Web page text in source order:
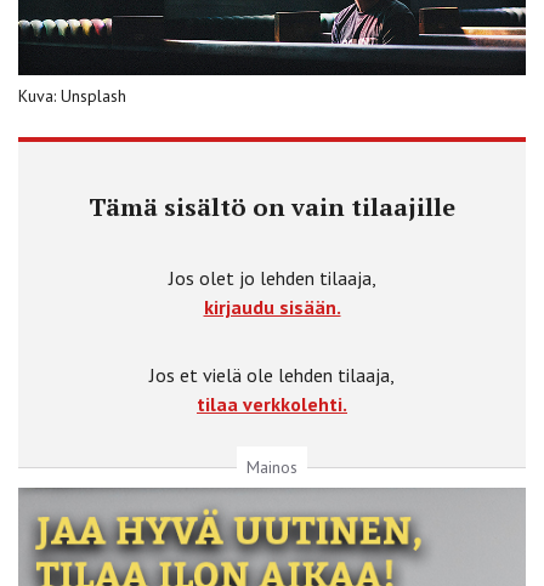
Kuva: Unsplash
Tämä sisältö on vain tilaajille
Jos olet jo lehden tilaaja,
kirjaudu sisään.
Jos et vielä ole lehden tilaaja,
tilaa verkkolehti.
Mainos